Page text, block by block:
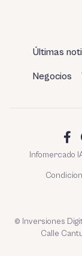
Últimas
Negocios
Infomercado
© Inversiones
Calle